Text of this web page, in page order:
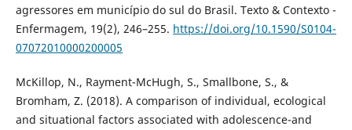
agressores em município do sul do Brasil. Texto & Contexto -
Enfermagem, 19(2), 246–255. https://doi.org/10.1590/S0104-
07072010000200005
McKillop, N., Rayment-McHugh, S., Smallbone, S., &
Bromham, Z. (2018). A comparison of individual, ecological
and situational factors associated with adolescence-and